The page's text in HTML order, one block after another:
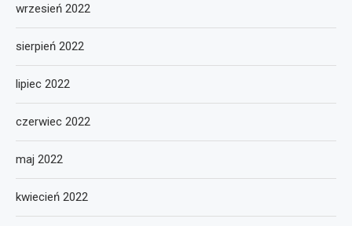
wrzesień 2022
sierpień 2022
lipiec 2022
czerwiec 2022
maj 2022
kwiecień 2022